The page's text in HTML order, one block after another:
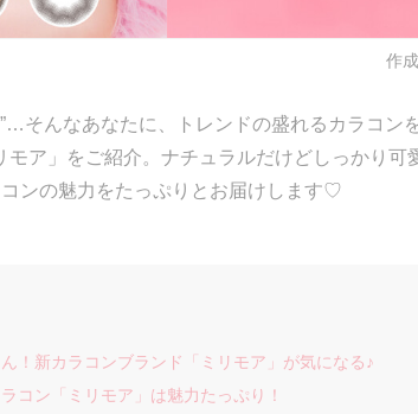
作
そんなあなたに、トレンドの盛れるカラコン
ア」をご紹介。ナチュラルだけどしっかり可
ンの魅力をたっぷりとお届けします♡
！新カラコンブランド「ミリモア」が気になる♪
コン「ミリモア」は魅力たっぷり！